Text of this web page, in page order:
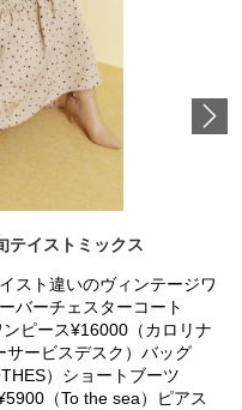
イストミックス
スト違いのヴィンテージワ
バーチェスターコート
ピース¥16000（カロリナ
サービスデスク）バッグ
）ショートブーツ
（To the sea）ピアス